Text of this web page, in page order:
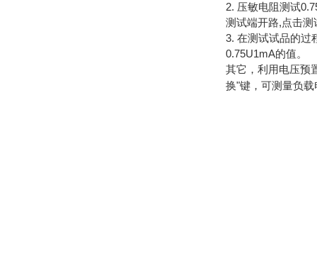
2. 压敏电阻测试
测试端开路,点击测
3. 在测试试品的过
0.75U1mA的值。
其它，利用电压预
换"键，可测量负